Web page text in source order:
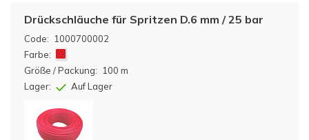
Code: 1000700002
Drückschläuche für Spritzen D.6 mm / 25 bar
Farbe:
Größe / Packung: 100 m
Lager:
Auf Lager